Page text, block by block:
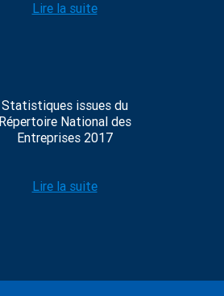
Lire la suite
Statistiques issues du
Répertoire National des
Entreprises 2017
Lire la suite